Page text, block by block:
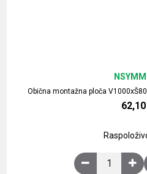
Obična montažna ploča
62,10
Obična